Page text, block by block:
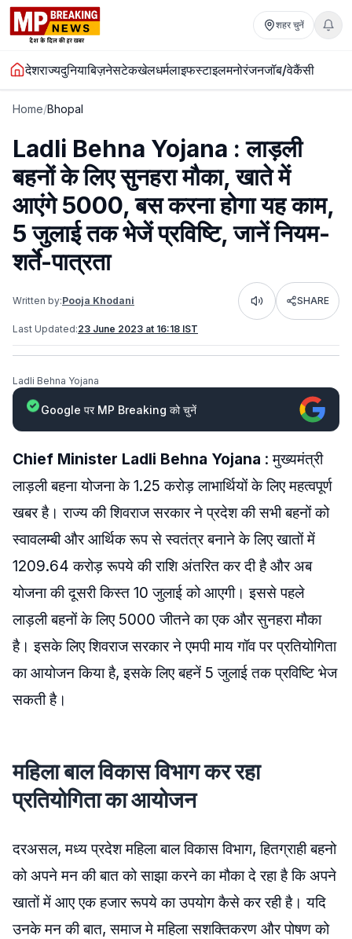
शहर चुनें
देशराज्यदुनियाबिज़नेसटेकखेलधर्मलाइफस्टाइलमनोरंजनजॉब/वेकैंसी
Home/Bhopal
Ladli Behna Yojana : लाड़ली
बहनों के लिए सुनहरा मौका, खाते में
आएंगे 5000, बस करना होगा यह काम,
5 जुलाई तक भेजें प्रविष्टि, जानें नियम-
शर्ते-पात्रता
Written by:Pooja Khodani Listen SHARE
Last Updated:23 June 2023 at 16:18 IST
Ladli Behna Yojana
Google पर MP Breaking को चुनें
Chief Minister Ladli Behna Yojana : मुख्यमंत्री
लाड़ली बहना योजना के 1.25 करोड़ लाभार्थियों के लिए महत्वपूर्ण
खबर है। राज्य की शिवराज सरकार ने प्रदेश की सभी बहनों को
स्वावलम्बी और आर्थिक रूप से स्वतंत्र बनाने के लिए खातों में
1209.64 करोड़ रूपये की राशि अंतरित कर दी है और अब
योजना की दूसरी किस्त 10 जुलाई को आएगी। इससे पहले
लाड़ली बहनों के लिए 5000 जीतने का एक और सुनहरा मौका
है। इसके लिए शिवराज सरकार ने एमपी माय गॉव पर प्रतियोगिता
का आयोजन किया है, इसके लिए बहनें 5 जुलाई तक प्रविष्टि भेज
सकती है।
महिला बाल विकास विभाग कर रहा
प्रतियोगिता का आयोजन
दरअसल, मध्य प्रदेश महिला बाल विकास विभाग, हितग्राही बहनो
को अपने मन की बात को साझा करने का मौका दे रहा है कि अपने
खातों में आए एक हजार रूपये का उपयोग कैसे कर रही है। यदि
उनके मन की बात, समाज मे महिला सशक्तिकरण और पोषण को